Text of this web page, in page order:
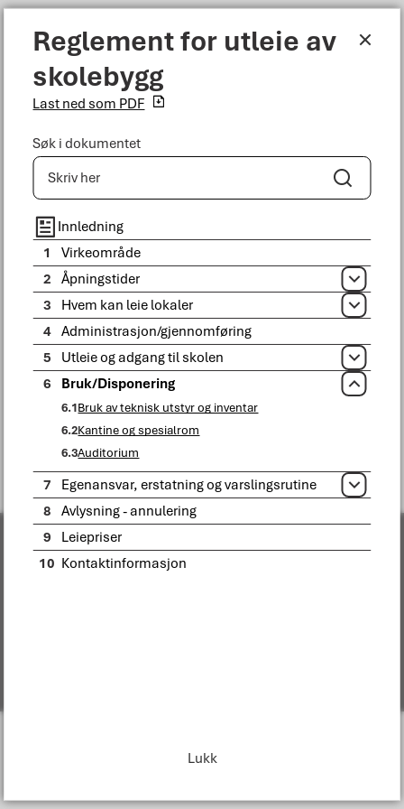
Bodø kommune
Du er her:Tjenester
Utleiereglement
Bruk/Disponering
Fant du det du lette etter?
Ja
Om Bodø kommune
Personvern
n
Reglement for utleie av skolebygg
Reglement for utleie av
skolebygg
Last ned som PDF
Søk i dokumentet
Søk
Innledning
1
Virkeområde
2
Åpningstider Åpne
3 Hvem kan leie lokaler Åpne
4 Administrasjon/gjennomføring
5
Utleie og adgang til skolen Åpne
6 Bruk/Disponering Lukk
6.1Bruk av teknisk utstyr og inventar
6.2Kantine og spesialrom
6.3Auditorium
7 Egenansvar, erstatning og varslingsrutine Åpne
8
Avlysning - annulering
9
Leiepriser
10 Kontaktinformasjon
Lukk